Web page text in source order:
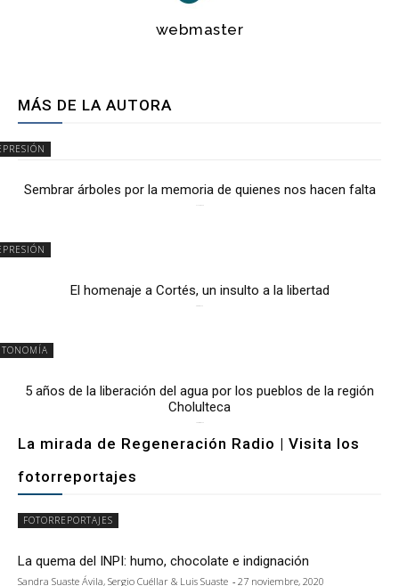
webmaster
MÁS DE LA AUTORA
Sembrar árboles por la memoria de quienes nos hacen falta
El homenaje a Cortés, un insulto a la libertad
5 años de la liberación del agua por los pueblos de la región
Cholulteca
La mirada de Regeneración Radio | Visita los
fotorreportajes
FOTORREPORTAJES
La quema del INPI: humo, chocolate e indignación
Sandra Suaste Ávila, Sergio Cuéllar & Luis Suaste - 27 noviembre, 2020